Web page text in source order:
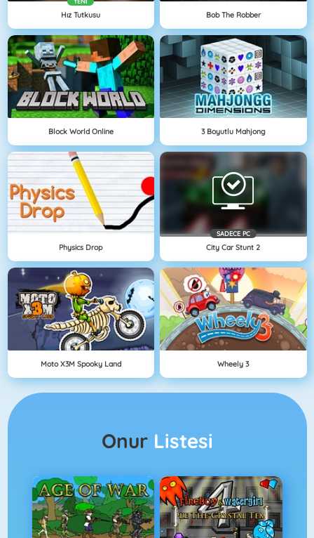
Hız Tutkusu Bob The Robber
Block World Online 3 Boyutlu Mahjong
Physics Drop
SADECE PC
City Car Stunt 2
Moto X3M Spooky Land Wheely 3
Onur Listesi